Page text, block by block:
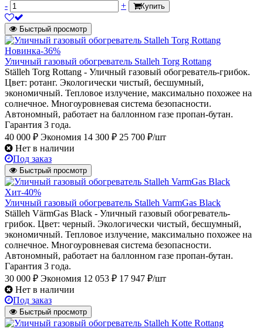
-
+ Купить
Быстрый просмотр
Новинка-36%
Уличный газовый обогреватель Stalleh Torg Rottang
Ställeh Torg Rottang - Уличный газовый обогреватель-грибок.
Цвет: ротанг. Экологически чистый, бесшумный,
экономичный. Тепловое излучение, максимально похожее на
солнечное. Многоуровневая система безопасности.
Автономный, работает на баллонном газе пропан-бутан.
Гарантия 3 года.
40 000 ₽ Экономия 14 300 ₽ 25 700 ₽/шт
Нет в наличии
Под заказ
Быстрый просмотр
Хит-40%
Уличный газовый обогреватель Stalleh VarmGas Black
Ställeh VärmGas Black - Уличный газовый обогреватель-
грибок. Цвет: черный. Экологически чистый, бесшумный,
экономичный. Тепловое излучение, максимально похожее на
солнечное. Многоуровневая система безопасности.
Автономный, работает на баллонном газе пропан-бутан.
Гарантия 3 года.
30 000 ₽ Экономия 12 053 ₽ 17 947 ₽/шт
Нет в наличии
Под заказ
Быстрый просмотр